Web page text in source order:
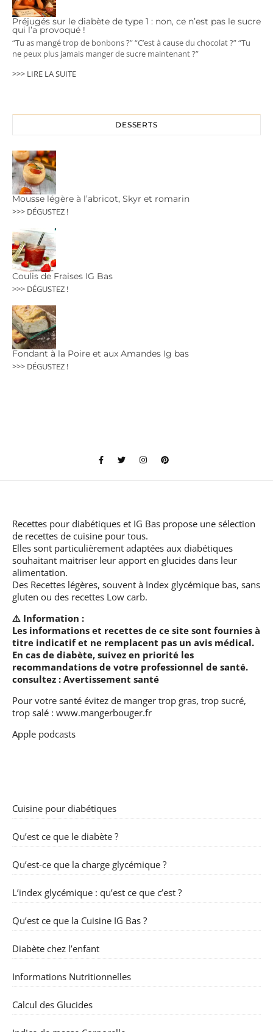
Préjugés sur le diabète de type 1 : non, ce n’est pas le sucre
qui l’a provoqué !
“Tu as mangé trop de bonbons ?” “C’est à cause du chocolat ?” “Tu
ne peux plus jamais manger de sucre maintenant ?”
>>> LIRE LA SUITE
DESSERTS
Mousse légère à l’abricot, Skyr et romarin
>>> DÉGUSTEZ !
Coulis de Fraises IG Bas
>>> DÉGUSTEZ !
Fondant à la Poire et aux Amandes Ig bas
>>> DÉGUSTEZ !
Recettes pour diabétiques et IG Bas propose une sélection
de recettes de cuisine pour tous.
Elles sont particulièrement adaptées aux diabétiques
souhaitant maitriser leur apport en glucides dans leur
alimentation.
Des Recettes légères, souvent à Index glycémique bas, sans
gluten ou des recettes Low carb.
⚠️ Information :
Les informations et recettes de ce site sont fournies à
titre indicatif et ne remplacent pas un avis médical.
En cas de diabète, suivez en priorité les
recommandations de votre professionnel de santé.
consultez : Avertissement santé
Pour votre santé évitez de manger trop gras, trop sucré,
trop salé : www.mangerbouger.fr
Apple podcasts
Cuisine pour diabétiques
Qu’est ce que le diabète ?
Qu’est-ce que la charge glycémique ?
L’index glycémique : qu’est ce que c’est ?
Qu’est ce que la Cuisine IG Bas ?
Diabète chez l’enfant
Informations Nutritionnelles
Calcul des Glucides